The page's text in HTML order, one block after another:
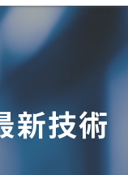
新技術